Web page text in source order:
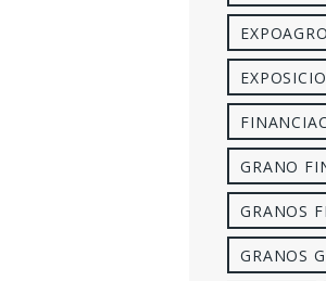
EXPOAGRO
GRANO
GRANOS
GRANOS